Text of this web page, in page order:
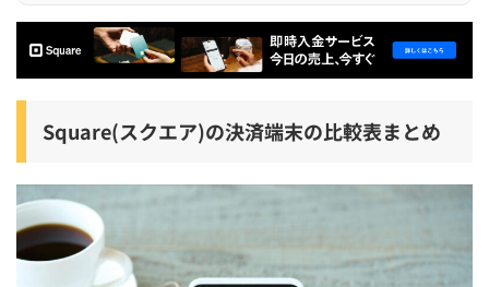
Square Tap to Pay(タッチ決済)の使い方
Square(スクエア)の決済端末の評判・口コミ
Square(スクエア)の決済端末の耐久性・トラブルの評判・
Square(スクエア)の決済端末のデザイン・外観の評判・口
コミ
Square(スクエア)の決済端末はそれぞれどんな店舗・経
Square(スクエア)の決済端末の比較表まとめ